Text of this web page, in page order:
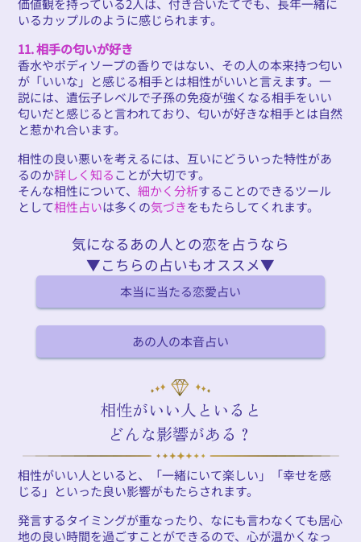
価値観を持っている2人は、付き合いたてでも、長年一緒に
いるカップルのように感じられます。
11. 相手の匂いが好き
香水やボディソープの香りではない、その人の本来持つ匂い
が「いいな」と感じる相手とは相性がいいと言えます。一
説には、遺伝子レベルで子孫の免疫が強くなる相手をいい
匂いだと感じると言われており、匂いが好きな相手とは自然
と惹かれ合います。
相性の良い悪いを考えるには、互いにどういった特性があ
るのか詳しく知ることが大切です。
そんな相性について、細かく分析することのできるツール
として相性占いは多くの気づきをもたらしてくれます。
気になるあの人との恋を占うなら
▼こちらの占いもオススメ▼
本当に当たる恋愛占い
あの人の本音占い
相性がいい人といると
どんな影響がある？
相性がいい人といると、「一緒にいて楽しい」「幸せを感
じる」といった良い影響がもたらされます。
発言するタイミングが重なったり、なにも言わなくても居心
地の良い時間を過ごすことができるので、心が温かくなっ